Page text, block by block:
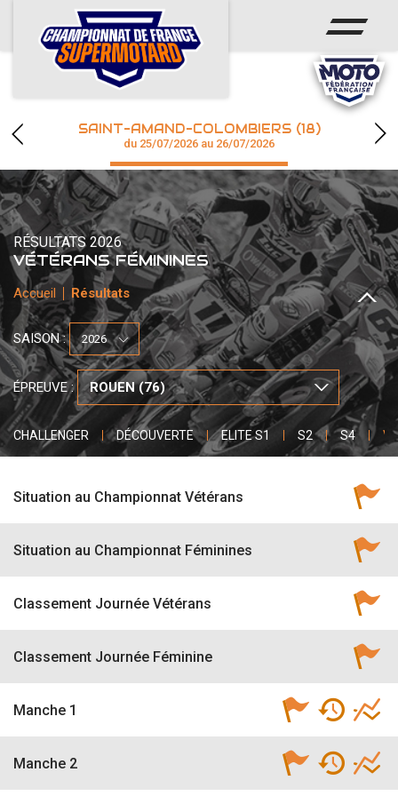
ACCUEIL
ACTUS
CALENDRIER
CHAMPIONNAT
RÉSULTATS
PHOTOS / WEB TV
accéder à la billetterie
SAINT-AMAND-COLOMBIERS (18)
du 25/07/2026 au 26/07/2026
RÉSULTATS 2026
VÉTÉRANS FÉMININES
Accueil Résultats
SAISON :
ÉPREUVE :
CHALLENGER DÉCOUVERTE ELITE S1 S2 S4
Situation au Championnat Vétérans
Situation au Championnat Féminines
Classement Journée Vétérans
Classement Journée Féminine
Manche 1
Manche 2